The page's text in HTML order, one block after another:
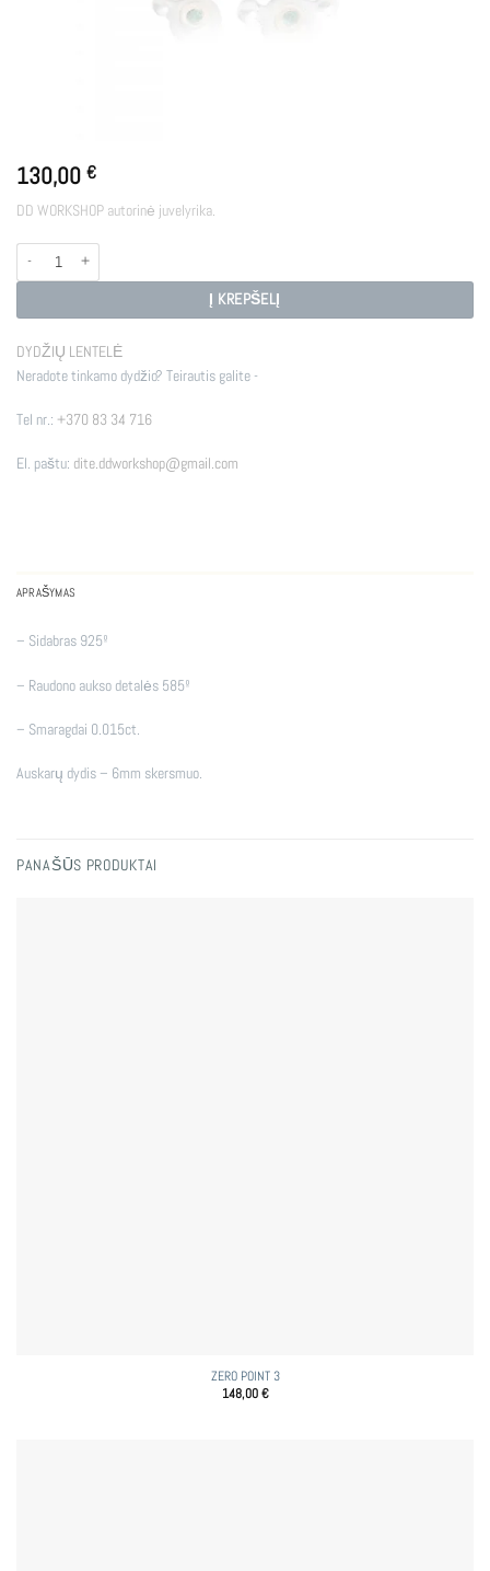
130,00 €
DD WORKSHOP autorinė juvelyrika.
produkto kiekis: MOLECULES
Į KREPŠELĮ
DYDŽIŲ LENTELĖ
Neradote tinkamo dydžio? Teirautis galite -
Tel nr.: +370 83 34 716
El. paštu: dite.ddworkshop@gmail.com
APRAŠYMAS
– Sidabras 925º
– Raudono aukso detalės 585º
– Smaragdai 0.015ct.
Auskarų dydis – 6mm skersmuo.
PANAŠŪS PRODUKTAI
ZERO POINT 3
148,00€